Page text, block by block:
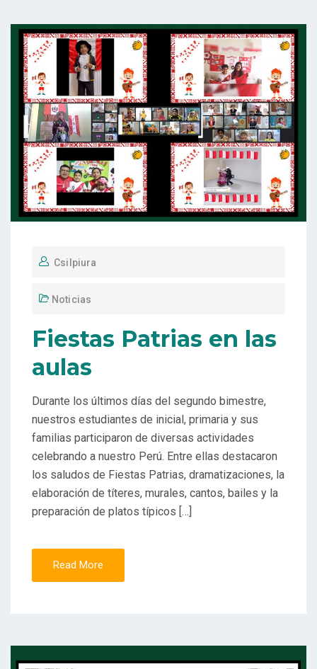
Csilpiura
Noticias
Fiestas Patrias en las
aulas
Durante los últimos días del segundo bimestre,
nuestros estudiantes de inicial, primaria y sus
familias participaron de diversas actividades
celebrando a nuestro Perú. Entre ellas destacaron
los saludos de Fiestas Patrias, dramatizaciones, la
elaboración de títeres, murales, cantos, bailes y la
preparación de platos típicos […]
Read More